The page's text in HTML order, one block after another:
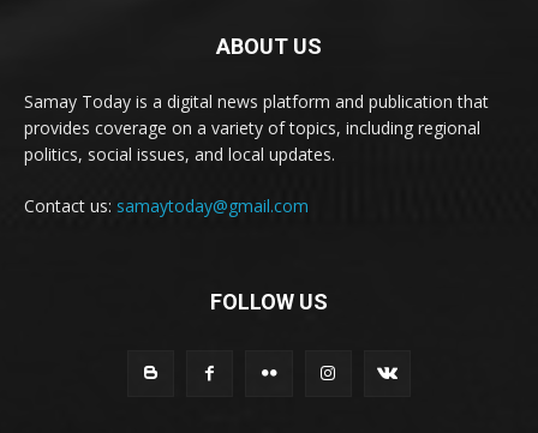
ABOUT US
Samay Today is a digital news platform and publication that
provides coverage on a variety of topics, including regional
politics, social issues, and local updates.
Contact us: samaytoday@gmail.com
FOLLOW US